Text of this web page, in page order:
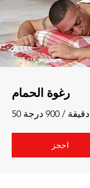
رغوة الحمام
50 دقيقة / 900 درجة
احجز